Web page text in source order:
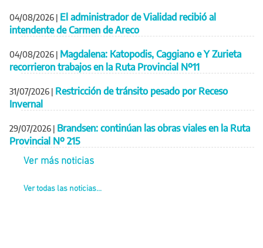
04/08/2026 | El administrador de Vialidad recibió al
intendente de Carmen de Areco
04/08/2026 | Magdalena: Katopodis, Caggiano e Y Zurieta
recorrieron trabajos en la Ruta Provincial Nº11
31/07/2026 | Restricción de tránsito pesado por Receso
Invernal
29/07/2026 | Brandsen: continúan las obras viales en la Ruta
Provincial Nº 215
Ver más noticias
Ver todas las noticias...